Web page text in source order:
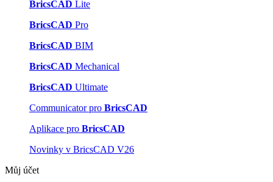
BricsCAD Lite
BricsCAD Pro
BricsCAD BIM
BricsCAD Mechanical
BricsCAD Ultimate
Communicator pro BricsCAD
Aplikace pro BricsCAD
Novinky v BricsCAD V26
Můj účet